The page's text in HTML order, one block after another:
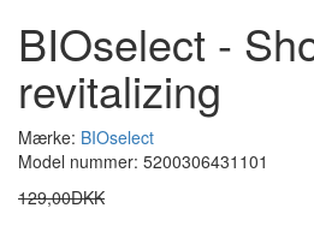
BIOselect -
revitalizing
Mærke: BIOselect
Model nummer: 5200306431101
129,00DKK